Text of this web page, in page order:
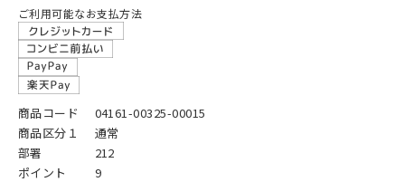
ご利用可能なお支払方法
商品コード
04161-00325-00015
商品区分１
通常
部署
212
ポイント
9